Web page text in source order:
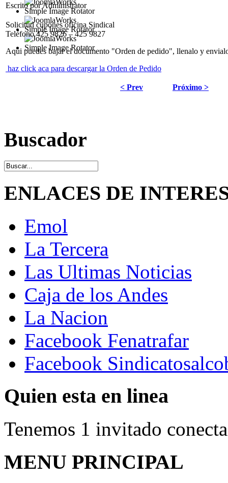
Escrito por Administrator
Solicitud cupones oficina Sindical
Teléfono 425 9826 – 425 9827
Aqui puedes bajar el documento "Orden de pedido", llenalo y
haz click aca para descargar la Orden de Pedido
< Prev Próximo >
Buscador
ENLACES DE
Emol
La Tercera
Las Ultimas Noticias
Caja de los Andes
La Nacion
Facebook Fenatrafar
Facebook
Quien esta en linea
Tenemos 1 invitado
MENU PRINCIPAL